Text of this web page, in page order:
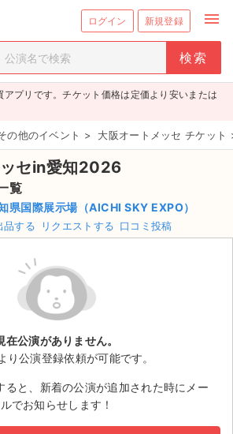
ログイン 新規登録 menu
録
を探す
ト
一覧
国内）
外）
プリです。チケット価格は定価より安いまたは
の他のイベント > 大阪オートメッセ チケット
セin愛知2026
覧
県国際展示場（AICHI SKY EXPO）
品する リクエストする 口コミ投稿
在公演がありません。
り公演登録依頼が可能です。
ると、新着の公演が追加された時にメー
ルでお知らせします！